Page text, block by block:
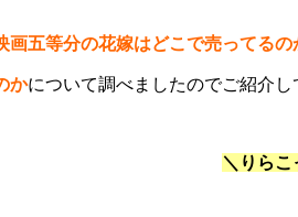
画五等分の花嫁はどこで売ってる
かについて調べましたのでご紹介し
＼りら